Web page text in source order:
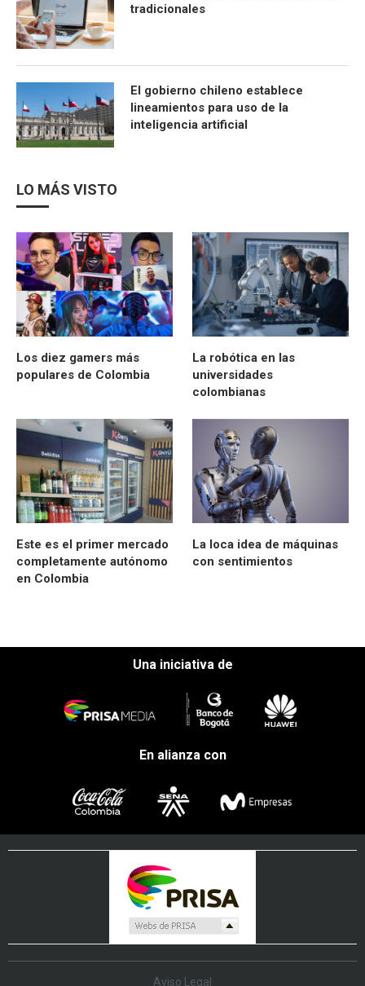
tradicionales
El gobierno chileno establece
lineamientos para uso de la
inteligencia artificial
LO MÁS VISTO
Los diez gamers más
populares de Colombia
La robótica en las
universidades
colombianas
Este es el primer mercado
completamente autónomo
en Colombia
La loca idea de máquinas
con sentimientos
Una iniciativa de
En alianza con
Aviso Legal